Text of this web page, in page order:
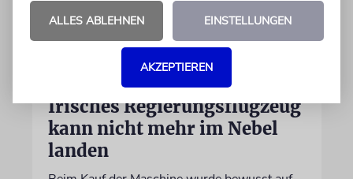
Wegen Israel-Boykott:
Irisches Regierungsflugzeug
kann nicht mehr im Nebel
landen
ALLES ABLEHNEN EINSTELLUNGEN
AKZEPTIEREN